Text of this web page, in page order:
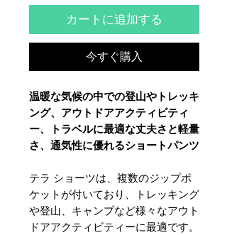
カートに追加する
今すぐ購入
温暖な気候の中での登山やトレッキ
ング、アウトドアアクティビティ
ー、トラベルに最適な丈夫さと軽量
さ、通気性に優れるショートパンツ
テラ ショーツは、複数のジップポ
ケットが付いており、トレッキング
や登山、キャンプなど様々なアウト
ドアアクティビティーに最適です。